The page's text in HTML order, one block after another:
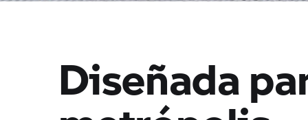
Diseñada